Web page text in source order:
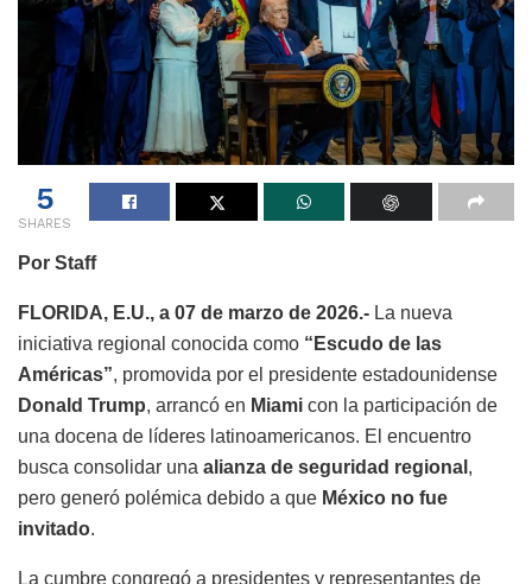
5
SHARES
Por Staff
FLORIDA, E.U., a 07 de marzo de 2026.- La nueva
iniciativa regional conocida como “Escudo de las
Américas”, promovida por el presidente estadounidense
Donald Trump, arrancó en Miami con la participación de
una docena de líderes latinoamericanos. El encuentro
busca consolidar una alianza de seguridad regional ,
pero generó polémica debido a que México no fue
invitado.
La cumbre congregó a presidentes y representantes de